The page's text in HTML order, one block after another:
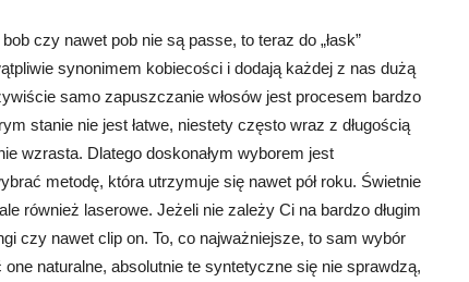
czy nawet pob nie są passe, to teraz do „łask”
synonimem kobiecości i dodają każdej z nas dużą
samo zapuszczanie włosów jest procesem bardzo
stanie nie jest łatwe, niestety często wraz z długością
wzrasta. Dlatego doskonałym wyborem jest
metodę, która utrzymuje się nawet pół roku. Świetnie
również laserowe. Jeżeli nie zależy Ci na bardzo długim
czy nawet clip on. To, co najważniejsze, to sam wybór
naturalne, absolutnie te syntetyczne się nie sprawdzą,